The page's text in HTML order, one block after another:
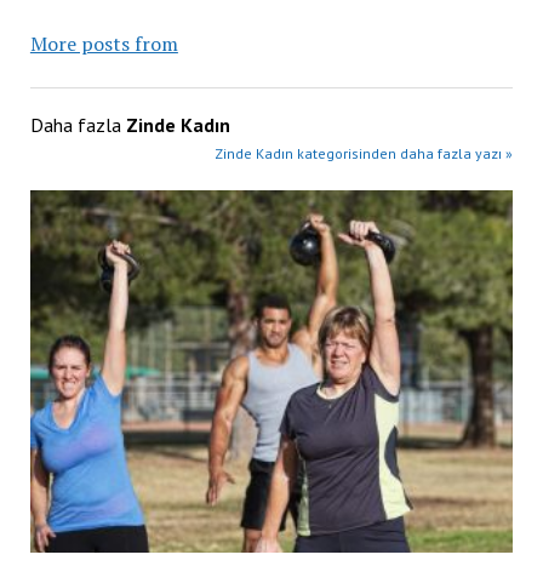
More posts from
Daha fazla Zinde Kadın
Zinde Kadın kategorisinden daha fazla yazı »